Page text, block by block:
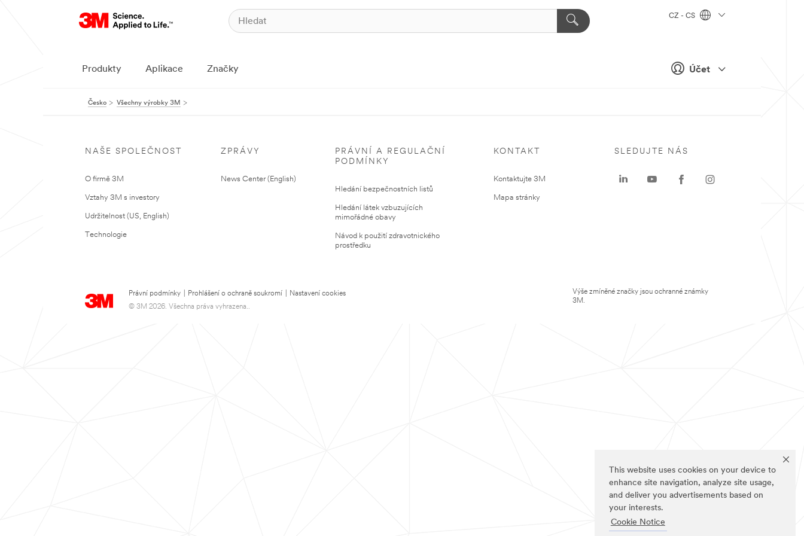
This website uses cookies on your device to
enhance site navigation, analyze site usage,
and deliver you advertisements based on
your interests.
Cookie Notice
Účet
CZ - CS
Produkty Aplikace Značky
Česko Všechny výrobky 3M
NAŠE SPOLEČNOST
O firmě 3M
Vztahy 3M s investory
Udržitelnost (US, English)
Technologie
ZPRÁVY
News Center (English)
PRÁVNÍ A REGULAČNÍ
PODMÍNKY
Hledání bezpečnostních listů
Hledání látek vzbuzujících
mimořádné obavy
Návod k použití zdravotnického
prostředku
KONTAKT
Kontaktujte 3M
Mapa stránky
Právní podmínky Prohlášení o ochraně soukromí
Nastavení cookies
© 3M 2026. Všechna práva vyhrazena..
SLEDUJTE NÁS
Výše zmíněné značky jsou ochranné známky
3M.